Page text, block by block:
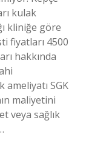
kulak
kliniğe göre
fiyatları 4500
hakkında
SGK
maliyetini
veya sağlık